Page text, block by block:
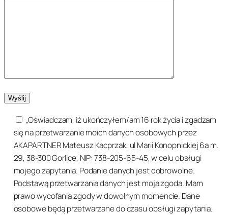
„Oświadczam, iż ukończyłem/am 16 rok życia i zgadzam
się na przetwarzanie moich danych osobowych przez
AKAPARTNER Mateusz Kacprzak, ul Marii Konopnickiej 6a m.
29, 38-300 Gorlice, NIP: 738-205-65-45, w celu obsługi
mojego zapytania. Podanie danych jest dobrowolne.
Podstawą przetwarzania danych jest moja zgoda. Mam
prawo wycofania zgody w dowolnym momencie. Dane
osobowe będą przetwarzane do czasu obsługi zapytania.